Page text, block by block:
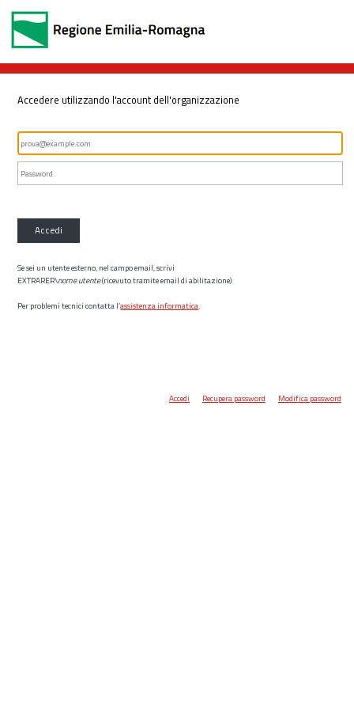
Accedere utilizzando l'account dell'organizzazione
Accedi
Se sei un utente esterno, nel campo email, scrivi
EXTRARER\nome utente(ricevuto tramite email di abilitazione)
Per problemi tecnici contatta l’assistenza informatica.
Accedi Recupera password Modifica password